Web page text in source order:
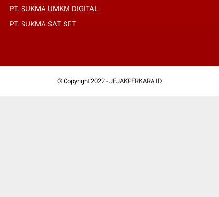
PT. SUKMA UMKM DIGITAL
PT. SUKMA SAT SET
© Copyright 2022 - JEJAKPERKARA.ID